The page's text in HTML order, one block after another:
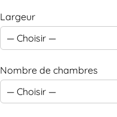
Largeur
— Choisir —
Nombre de chambres
— Choisir —